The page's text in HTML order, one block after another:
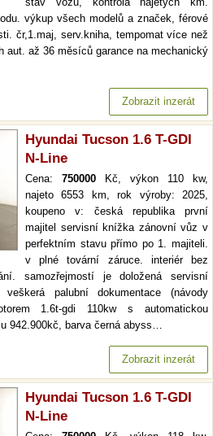
výkup všech modelů a značek, férové
čr,1.maj, serv.kniha, tempomat více než
aut. až 36 měsíců garance na mechanický
Zobrazit inzerát
Hyundai Tucson 1.6 T-GDI
N-Line
Cena: 750000 Kč, výkon 110 kw,
najeto 6553 km, rok výroby: 2025,
koupeno v: česká republika první
majitel servisní knížka zánovní vůz v
perfektním stavu přímo po 1. majiteli.
v plné tovární záruce. interiér bez
samozřejmostí je doložená servisní
palubní dokumentace (návody
1.6t-gdi 110kw s automatickou
942.900kč, barva černá abyss…
Zobrazit inzerát
Hyundai Tucson 1.6 T-GDI
N-Line